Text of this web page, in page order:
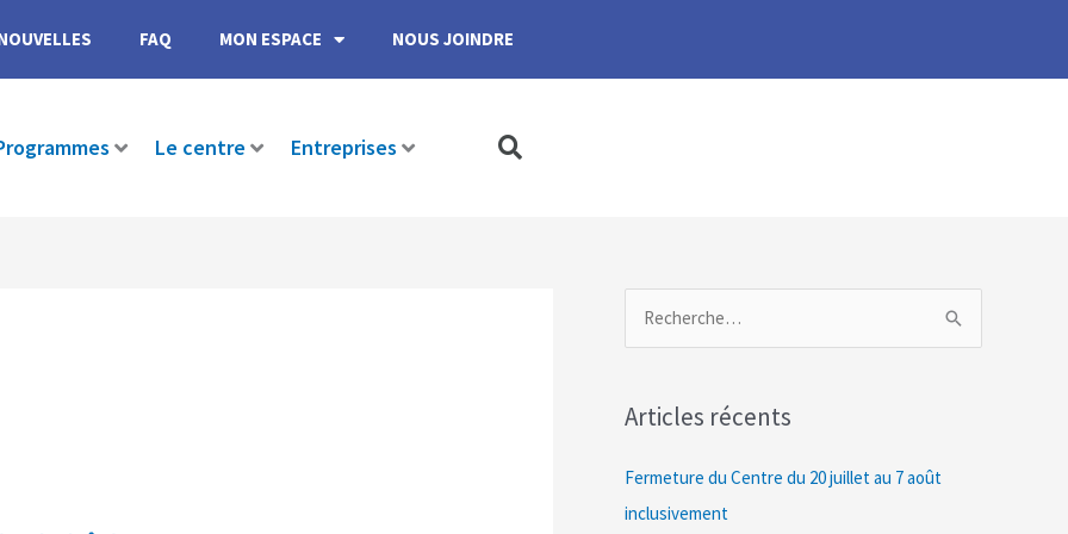
FAQ MON ESPACE NOUS JOINDRE
Le centre Entreprises
h
e
r
Articles récents
Fermeture du Centre du 20 juillet au 7 août
inclusivement